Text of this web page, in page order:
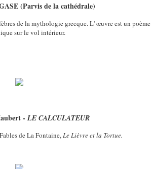
(Parvis de la cathédrale)
de la mythologie grecque. L' œuvre est un poème
sur le vol intérieur.
-LE CALCULATEUR
de La Fontaine,Le Lièvre et la Tortue.